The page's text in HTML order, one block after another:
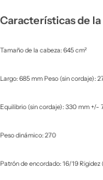
Características de
Tamaño de la cabeza: 645 cm²
Largo: 685 mm Peso (sin cordaje):
Equilibrio (sin cordaje): 330 mm +/-
Peso dinámico: 270
Patrón de encordado: 16/19 Rigidez